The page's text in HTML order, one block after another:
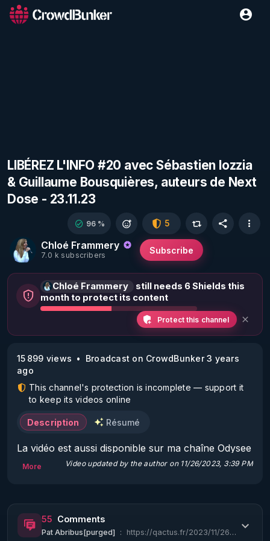
LIBÉREZ L'INFO #20 avec Sébastien Iozzia
& Guillaume Bousquières, auteurs de Next
Dose - 23.11.23
Chloé Frammery
7.0 k subscribers
Subscribe
96 % 5
Chloé Frammery
still needs 6 Shields this
month to protect its content
Protect this channel
15 899 views
Broadcast on CrowdBunker 3 years
ago
This channel's protection is incomplete — support it
to keep its videos online
Description Résumé
La vidéo est aussi disponible sur ma chaîne Odysee
Lors de cette 20ème émission de LIBÉREZ L'INFO,
nous avons eu le plaisir d'accueillir Guillaume
More Video updated by the author on 11/26/2023, 3:39 PM
55 Comments
Pat Abribus[purged] : https://qactus.fr/2023/11/26/onu-400-jets-prives-la-derniere-conference-de-lonu-...